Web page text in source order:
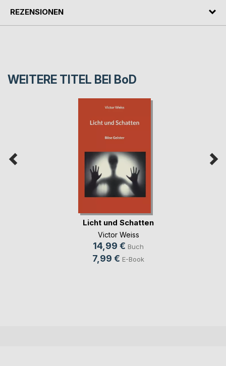
REZENSIONEN
WEITERE TITEL BEI BoD
Licht und Schatten
Victor Weiss
14,99 € Buch
7,99 € E-Book